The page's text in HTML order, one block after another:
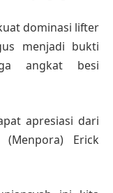
dominasi lifter
menjadi bukti
angkat besi
apresiasi dari
Erick